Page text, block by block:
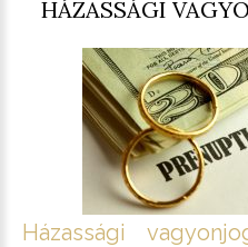
HÁZASSÁGI
Házassági